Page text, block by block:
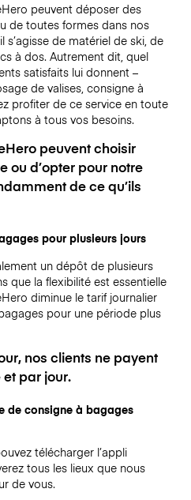
peuvent déposer des
de toutes formes dans nos
s’agisse de matériel de ski, de
à dos. Autrement dit, quel
satisfaits lui donnent –
de valises, consigne à
profiter de ce service en toute
à tous vos besoins.
peuvent choisir
ou d’opter pour notre
de ce qu’ils
pour plusieurs jours
un dépôt de plusieurs
que la flexibilité est essentielle
diminue le tarif journalier
pour une période plus
nos clients ne payent
par jour.
de consigne à bagages
télécharger l’appli
tous les lieux que nous
de vous.